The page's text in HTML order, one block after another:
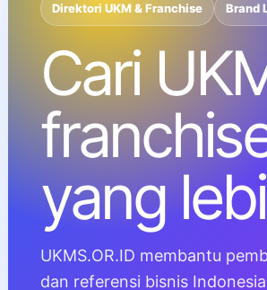
Direktori UKM & Franchise Brand
Cari
yang
UKMS.OR.ID membantu
dan referensi bisnis